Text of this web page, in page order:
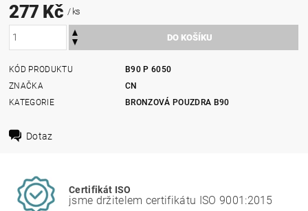
277 Kč / ks
KÓD PRODUKTU
B90 P 6050
ZNAČKA
CN
KATEGORIE
BRONZOVÁ POUZDRA B90
Dotaz
Certifikát ISO
jsme držitelem certifikátu ISO 9001:2015